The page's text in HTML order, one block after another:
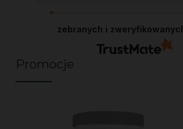
Dziękuję!zebranych i
Promocje